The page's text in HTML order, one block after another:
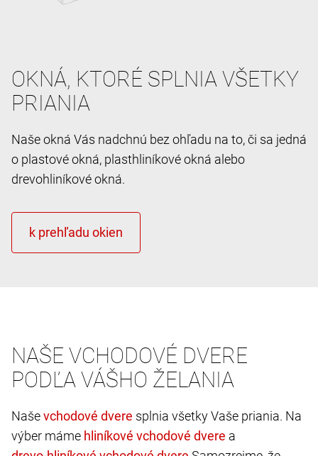
OKNÁ, KTORÉ SPLNIA VŠETKY
PRIANIA
Naše okná Vás nadchnú bez ohľadu na to, či sa jedná
o plastové okná, plasthliníkové okná alebo
drevohliníkové okná.
NAŠE VCHODOVÉ DVERE
PODĽA VÁŠHO ŽELANIA
Naše
splnia všetky Vaše priania. Na
výber máme
a